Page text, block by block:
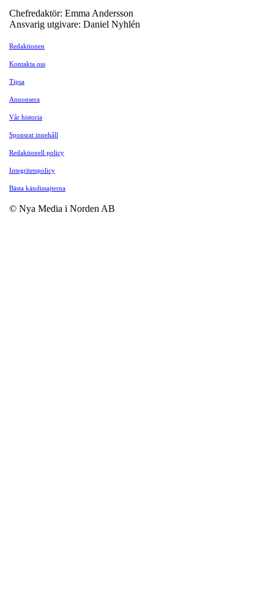
Chefredaktör: Emma Andersson
Ansvarig utgivare: Daniel Nyhlén
Redaktionen
Kontakta oss
Tipsa
Annonsera
Vår historia
Sponsrat innehåll
Redaktionell policy
Integritetspolicy
Bästa kändissajterna
© Nya Media i Norden AB